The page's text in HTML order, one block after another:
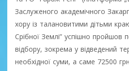
Заслуженого академічного
хору із талановитими дітьми
Срібної Землі” успішно пройшов
відбору, зокрема у відведений
необхідної суми, а саме 72500